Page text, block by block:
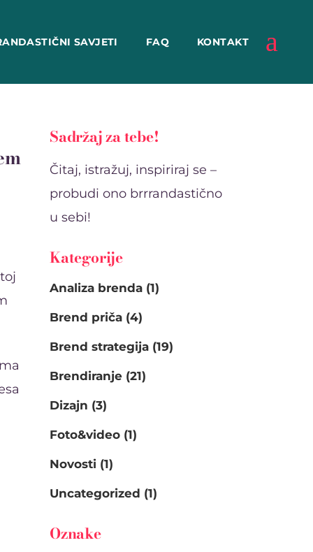
SAVJETI FAQ KONTAKT
Sadržaj za tebe!
Čitaj, istražuj, inspiriraj se –
probudi ono brrrandastično
u sebi!
Kategorije
Analiza brenda (1)
Brend priča (4)
Brend strategija (19)
Brendiranje (21)
Dizajn (3)
Foto&video (1)
Novosti (1)
Uncategorized (1)
Oznake